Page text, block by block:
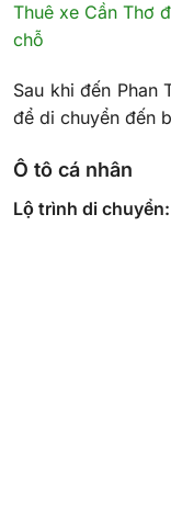
Thuê xe Cần Thơ
chỗ
Sau khi đến Phan
để di chuyển đến
Ô tô cá nhân
Lộ trình di chuyển: